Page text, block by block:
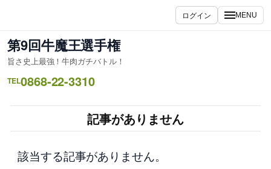
を
ス
キ
ッ
ログイン MENU
第9回牛魔王選手権
旨さ史上最強！牛肉ガチバトル！
TEL0868-22-3310
記事がありません
該当する記事がありません。